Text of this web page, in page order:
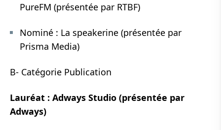
PureFM (présentée par RTBF)
Nominé : La speakerine (présentée par
Prisma Media)
B- Catégorie Publication
Lauréat : Adways Studio (présentée par
Adways)